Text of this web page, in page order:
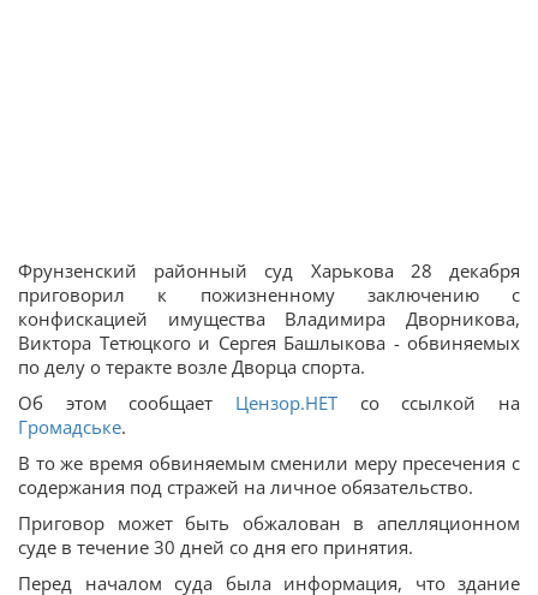
Фрунзенский районный суд Харькова 28 декабря
приговорил к пожизненному заключению с
конфискацией имущества Владимира Дворникова,
Виктора Тетюцкого и Сергея Башлыкова - обвиняемых
по делу о теракте возле Дворца спорта.
Об этом сообщает Цензор.НЕТ со ссылкой на
Громадське.
В то же время обвиняемым сменили меру пресечения с
содержания под стражей на личное обязательство.
Приговор может быть обжалован в апелляционном
суде в течение 30 дней со дня его принятия.
Перед началом суда была информация, что здание